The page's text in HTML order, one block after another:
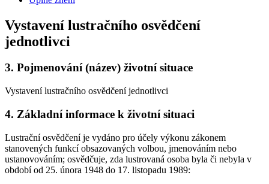
Vystavení lustračního osvědčení
jednotlivci
3. Pojmenování (název) životní situace
Vystavení lustračního osvědčení jednotlivci
4. Základní informace k životní situaci
Lustrační osvědčení je vydáno pro účely výkonu zákonem
stanovených funkcíobsazovaných volbou, jmenováním nebo
ustanovováním; osvědčuje, zda lustrovaná osoba byla či nebyla v
období od 25. února 1948 do 17. listopadu 1989: